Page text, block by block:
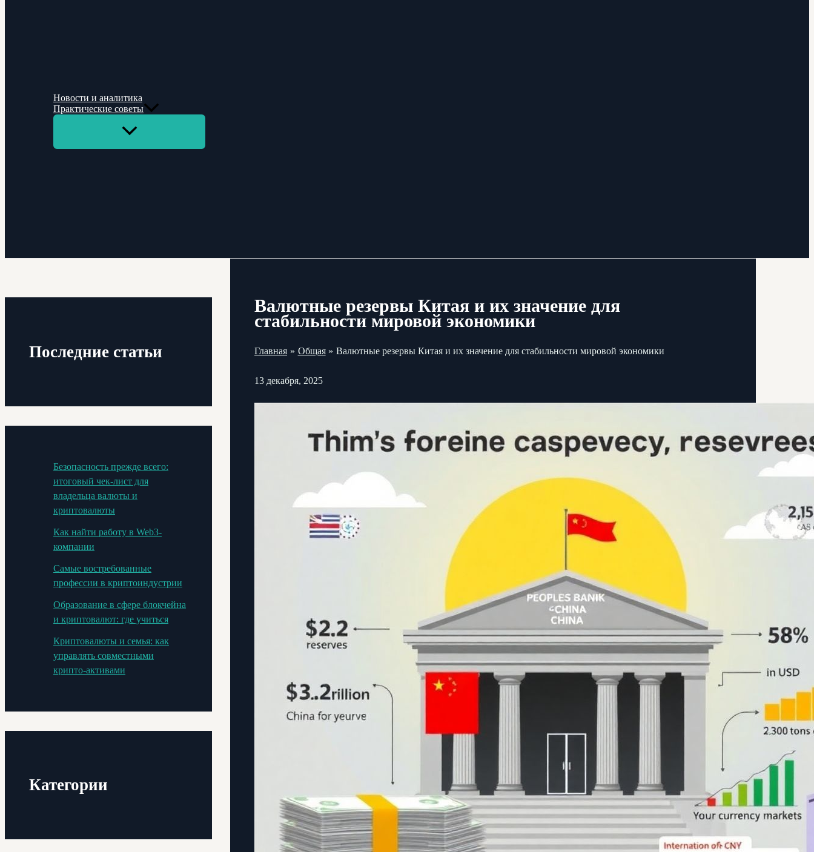
Новости и аналитика
Практические советы
Переключатель
Последние статьи
Безопасность прежде всего:
итоговый чек-лист для
владельца валюты и
криптовалюты
Как найти работу в Web3-
компании
Самые востребованные
профессии в криптоиндустрии
Образование в сфере блокчейна
и криптовалют: где учиться
Криптовалюты и семья: как
управлять совместными
крипто-активами
Категории
Валютные резервы Китая и их значение для
стабильности мировой экономики
Главная Общая Валютные резервы Китая и их значение для стабильности мировой экономики
13 декабря, 2025